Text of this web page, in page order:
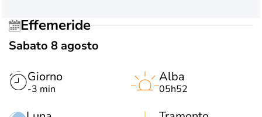
Effemeride
Sabato 8 agosto
Giorno
-3 min
Alba
05h52